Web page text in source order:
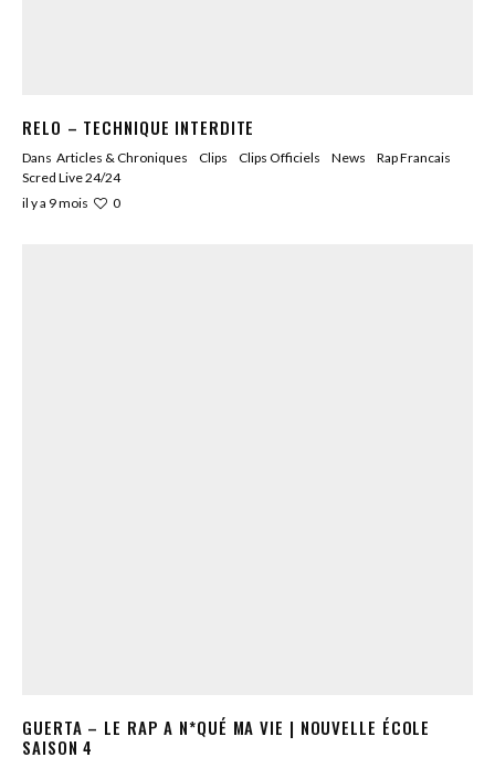
RELO – TECHNIQUE INTERDITE
Dans Articles & Chroniques Clips Clips Officiels News
Rap Francais
Scred Live 24/24
il y a 9 mois
0
GUERTA – LE RAP A N*QUÉ MA VIE | NOUVELLE ÉCOLE
SAISON 4